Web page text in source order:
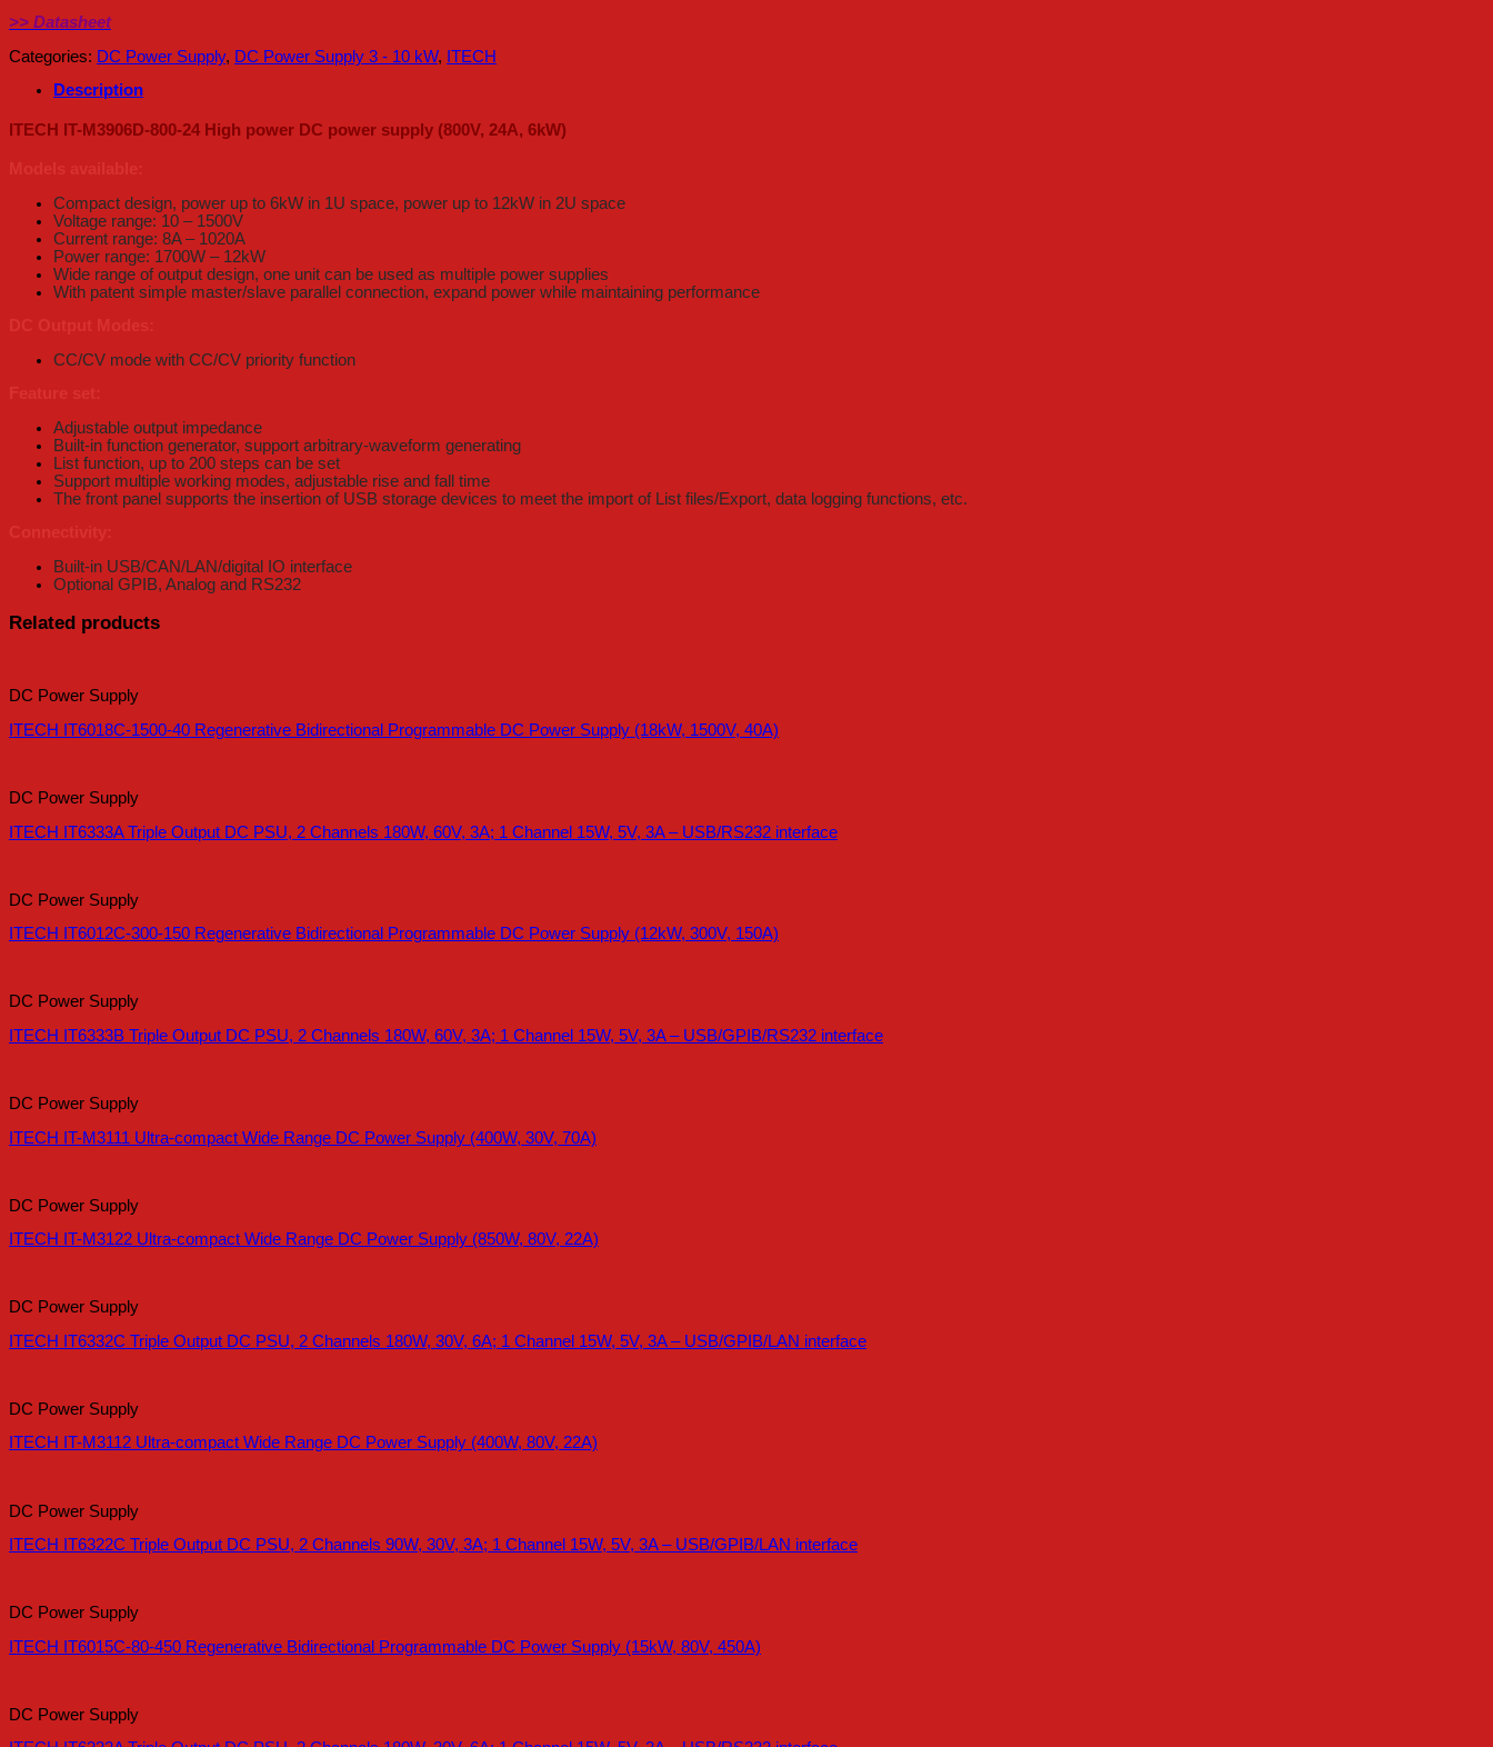
>> Datasheet
Categories: DC Power Supply, DC Power Supply 3 - 10 kW, ITECH
Description
ITECH IT-M3906D-800-24 High power DC power supply (800V, 24A, 6kW)
Compact design, power up to 6kW in 1U space, power up to 12kW in 2U space
Voltage range: 10 – 1500V
Current range: 8A – 1020A
Power range: 1700W – 12kW
Wide range of output design, one unit can be used as multiple power supplies
With patent simple master/slave parallel connection, expand power while maintaining performance
CC/CV mode with CC/CV priority function
Adjustable output impedance
Built-in function generator, support arbitrary-waveform generating
List function, up to 200 steps can be set
Support multiple working modes, adjustable rise and fall time
The front panel supports the insertion of USB storage devices to meet the import of List files/Export, data logging functions, etc.
Built-in USB/CAN/LAN/digital IO interface
Optional GPIB, Analog and RS232
Related products
DC Power Supply
ITECH IT6018C-1500-40 Regenerative Bidirectional Programmable DC Power Supply (18kW, 1500V, 40A)
DC Power Supply
ITECH IT6333A Triple Output DC PSU, 2 Channels 180W, 60V, 3A; 1 Channel 15W, 5V, 3A – USB/RS232 interface
DC Power Supply
ITECH IT6012C-300-150 Regenerative Bidirectional Programmable DC Power Supply (12kW, 300V, 150A)
DC Power Supply
ITECH IT6333B Triple Output DC PSU, 2 Channels 180W, 60V, 3A; 1 Channel 15W, 5V, 3A – USB/GPIB/RS232 interface
DC Power Supply
ITECH IT-M3111 Ultra-compact Wide Range DC Power Supply (400W, 30V, 70A)
DC Power Supply
ITECH IT-M3122 Ultra-compact Wide Range DC Power Supply (850W, 80V, 22A)
DC Power Supply
ITECH IT6332C Triple Output DC PSU, 2 Channels 180W, 30V, 6A; 1 Channel 15W, 5V, 3A – USB/GPIB/LAN interface
DC Power Supply
ITECH IT-M3112 Ultra-compact Wide Range DC Power Supply (400W, 80V, 22A)
DC Power Supply
ITECH IT6322C Triple Output DC PSU, 2 Channels 90W, 30V, 3A; 1 Channel 15W, 5V, 3A – USB/GPIB/LAN interface
DC Power Supply
ITECH IT6015C-80-450 Regenerative Bidirectional Programmable DC Power Supply (15kW, 80V, 450A)
DC Power Supply